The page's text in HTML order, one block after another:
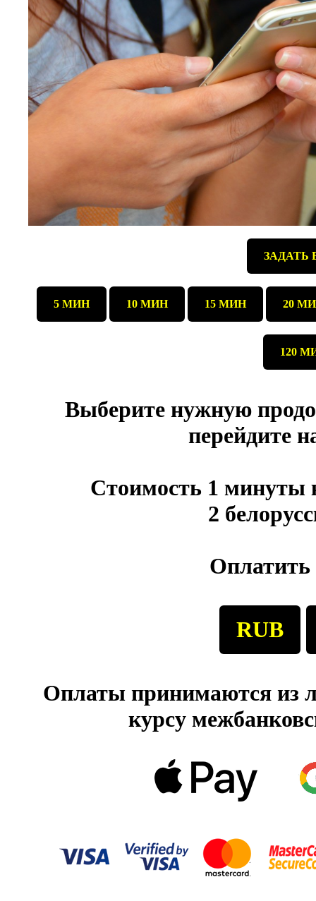
ЗАДАТЬ
5 МИН 10 МИН 15 МИН 20
120
Выберите нужную
перейдите
Стоимость 1 минуты
2
Оплатить
RUB
Оплаты принимаются из
курсу